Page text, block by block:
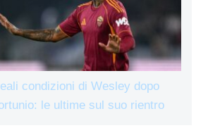
condizioni di Wesley dopo
le ultime sul suo rientro